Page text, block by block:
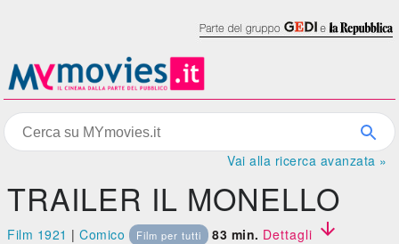
Vai alla ricerca avanzata »
TRAILER IL MONELLO
Film 1921 |Comico Film per tutti 83 min. Dettagli 